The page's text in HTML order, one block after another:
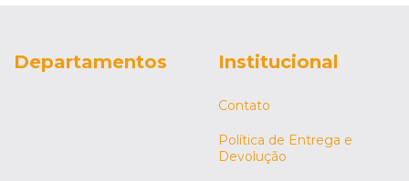
Departamentos Institucional
Contato
Política de Entrega e
Devolução